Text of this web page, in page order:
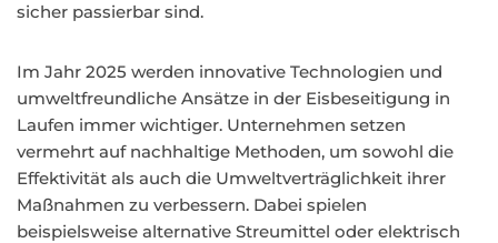
sicher passierbar sind.
Im Jahr 2025 werden innovative Technologien und
umweltfreundliche Ansätze in der Eisbeseitigung in
Laufen immer wichtiger. Unternehmen setzen
vermehrt auf nachhaltige Methoden, um sowohl die
Effektivität als auch die Umweltverträglichkeit ihrer
Maßnahmen zu verbessern. Dabei spielen
beispielsweise alternative Streumittel oder elektrisch